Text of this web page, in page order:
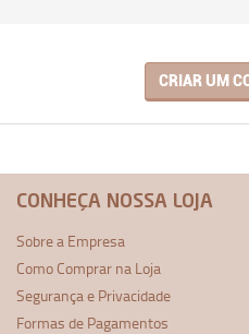
CRIAR UM
CONHEÇA NOSSA LOJA
Sobre a Empresa
Como Comprar na Loja
Segurança e Privacidade
Formas de Pagamentos